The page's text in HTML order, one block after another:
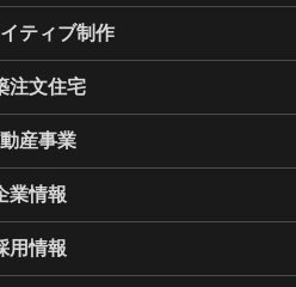
ティブ制作
注文住宅
産事業
業情報
用情報